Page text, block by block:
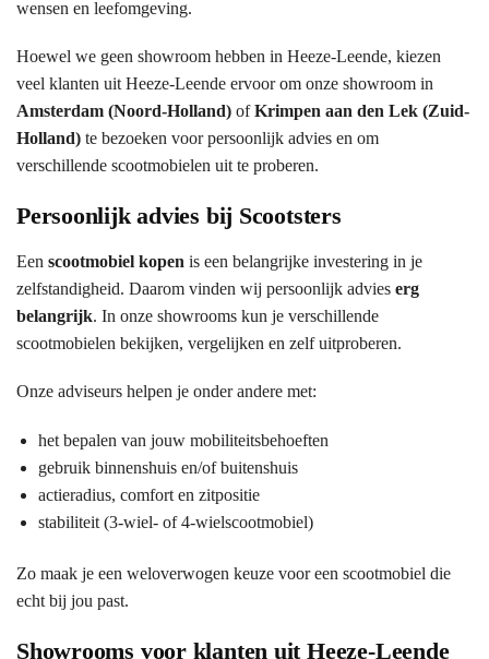
wensen en leefomgeving.
Hoewel we geen showroom hebben in Heeze-Leende, kiezen
veel klanten uit Heeze-Leende ervoor om onze showroom in
Amsterdam (Noord-Holland) ofKrimpen aan den Lek (Zuid-
Holland) te bezoeken voor persoonlijk advies en om
verschillende scootmobielen uit te proberen.
Persoonlijk advies bij Scootsters
Een scootmobiel kopen is een belangrijke investering in je
zelfstandigheid. Daarom vinden wij persoonlijk advies erg
belangrijk. In onze showrooms kun je verschillende
scootmobielen bekijken, vergelijken en zelf uitproberen.
Onze adviseurs helpen je onder andere met:
het bepalen van jouw mobiliteitsbehoeften
gebruik binnenshuis en/of buitenshuis
actieradius, comfort en zitpositie
stabiliteit (3-wiel- of 4-wielscootmobiel)
Zo maak je een weloverwogen keuze voor een scootmobiel die
echt bij jou past.
Showrooms voor klanten uit Heeze-Leende